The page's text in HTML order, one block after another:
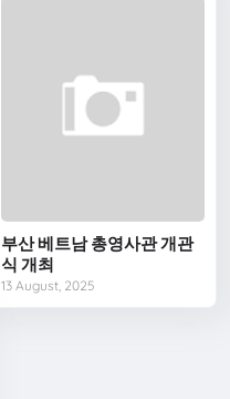
부산 베트남 총영사관 개관
식 개최
13 August, 2025